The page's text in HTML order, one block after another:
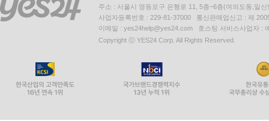
주소 : 서울시 영등포구 은행로 11, 5층~6층(여의도동,일신
사업자등록번호 : 229-81-37000 통신판매업신고 : 제
이메일 : yes24help@yes24.com 호스팅 서비스사업자 :
Copyright ⓒ YES24 Corp. All Rights Reserved.